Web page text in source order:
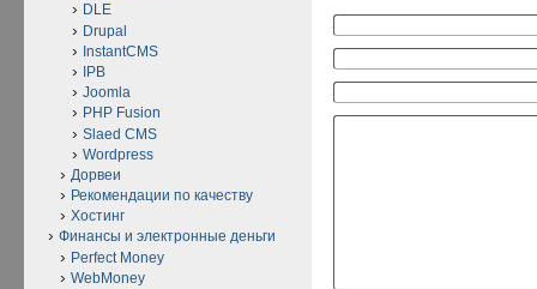
DLE
Drupal
InstantCMS
IPB
Joomla
PHP Fusion
Slaed CMS
Wordpress
Дорвеи
Рекомендации по качеству
Хостинг
Финансы и электронные деньги
Perfect Money
WebMoney